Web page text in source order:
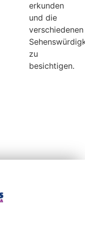
erkunden
und die
verschiedenen
zu
besichtigen.